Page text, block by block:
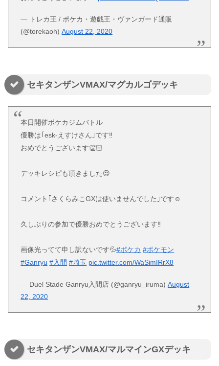
— トレカ王 / ポケカ・遊戯王・ヴァンガード通販
(@torekaoh)August 22, 2020
セキタンザンVMAX/マグカルゴデッキ
本日開催ポケカジムバトル
優勝は｢esk-えすけさん｣です‼️
おめでとうございます👏🏻
デッキレシピも頂きました😍
コメント｢さくらみこGXは使いませんでした｣です☺️
久しぶりの参加で優勝おめでとうございます‼️
画像光ってて申し訳ないです💦#ポケカ #ポケモン
#Ganryu #入間 #埼玉 pic.twitter.com/WaSimIRrX8
— Duel Stade Ganryu入間店 (@ganryu_iruma)August
22, 2020
セキタンザンVMAX/マルマインGXデッキ